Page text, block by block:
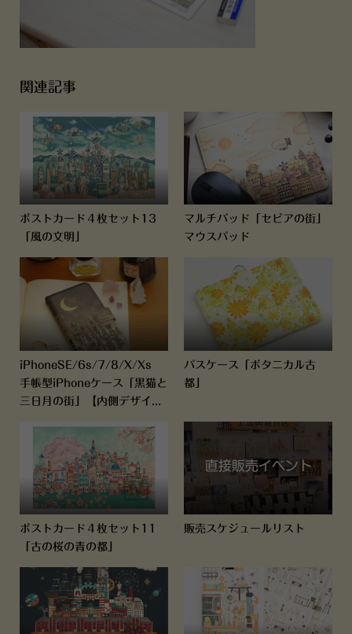
関連記事
ポストカード４枚セット13
「風の文明」
マルチパッド「セピアの街」
マウスパッド
iPhoneSE/6s/7/8/X/Xs
手帳型iPhoneケース「黒猫と
三日月の街」【内側デザイ...
パスケース「ボタニカル古
都」
ポストカード４枚セット11
「古の桜の青の都」
販売スケジュールリスト